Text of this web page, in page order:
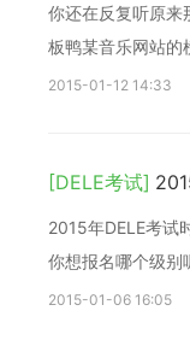
你还在反复听原来
板鸭某音乐网站的
2015-01-12 14:33
[DELE考试]
2015年DELE考试
你想报名哪个级别
2015-01-06 16:05